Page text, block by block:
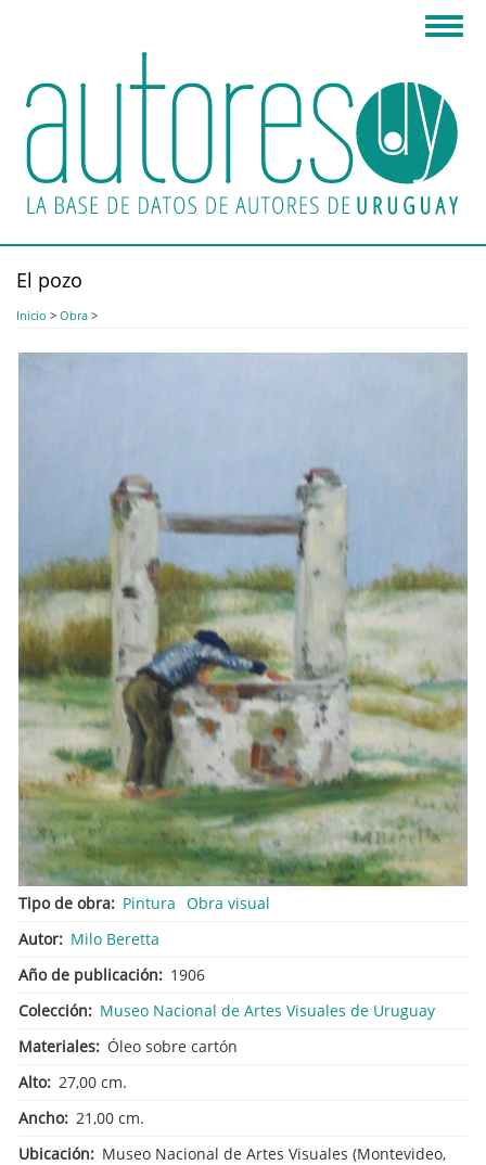
principal
El pozo
Inicio > Obra >
Tipo de obra Pintura Obra visual
Autor
Milo Beretta
Año de publicación
1906
Colección
Museo Nacional de Artes Visuales de Uruguay
Materiales
Óleo sobre cartón
Alto
27,00 cm.
Ancho
21,00 cm.
Ubicación
Museo Nacional de Artes Visuales (Montevideo,